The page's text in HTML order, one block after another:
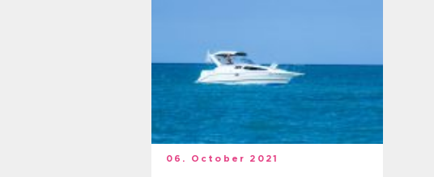
06. October 2021